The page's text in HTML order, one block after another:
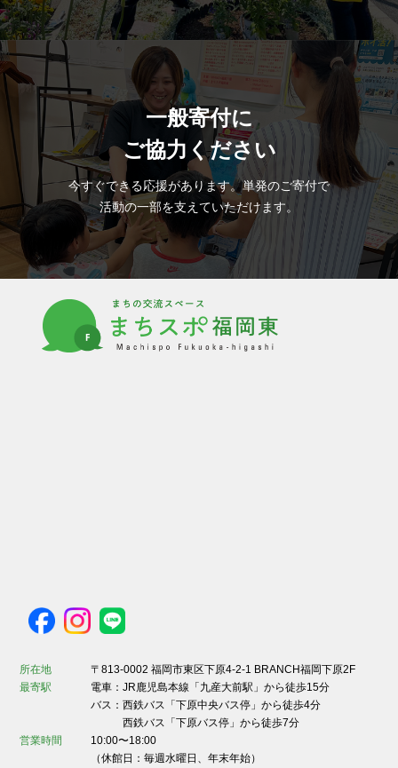
一般寄付に
ご協力ください
今すぐできる応援があります。単発のご寄付で
活動の一部を支えていただけます。
所在地
〒813-0002 福岡市東区下原4-2-1 BRANCH福岡下原2F
最寄駅
電車：JR鹿児島本線「九産大前駅」から徒歩15分
バス：西鉄バス「下原中央バス停」から徒歩4分
西鉄バス「下原バス停」から徒歩7分
営業時間
10:00〜18:00
（休館日：毎週水曜日、年末年始）